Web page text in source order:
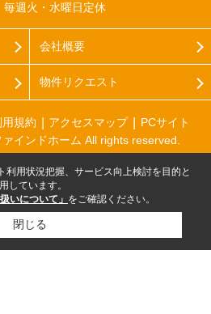
毎週火・水曜日定休
会社概要
物件リクエスト
用規約 アクセスマップ
PCサイト
インドホーム All rights reserved.
利用状況把握、サービス向上検討を目的と
しています。
いについて」 をご確認ください。
閉じる